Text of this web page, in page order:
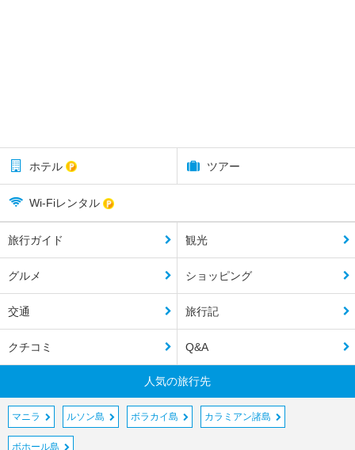
ホテル ツアー
Wi-Fiレンタル
旅行ガイド 観光
グルメ ショッピング
交通 旅行記
クチコミ Q&A
人気の旅行先
マニラ ルソン島 ボラカイ島 カラミアン諸島
ボホール島